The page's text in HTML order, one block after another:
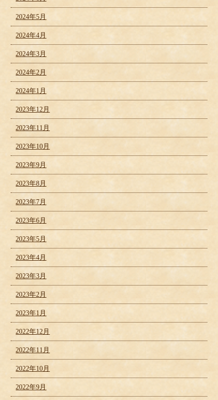
2024年5月
2024年4月
2024年3月
2024年2月
2024年1月
2023年12月
2023年11月
2023年10月
2023年9月
2023年8月
2023年7月
2023年6月
2023年5月
2023年4月
2023年3月
2023年2月
2023年1月
2022年12月
2022年11月
2022年10月
2022年9月